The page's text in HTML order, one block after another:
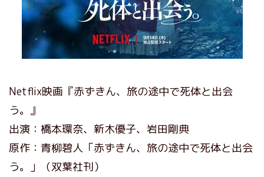
Netflix映画『赤ずきん、旅の途中で死体と出会
う。』
出演：橋本環奈、新木優子、岩田剛典
原作：青柳碧人「赤ずきん、旅の途中で死体と出会
う。」（双葉社刊）